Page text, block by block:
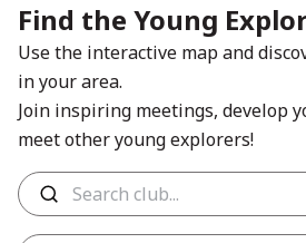
Find the Young
Use the interactive map and
in your area.
Join inspiring meetings, develop
meet other young explorers!